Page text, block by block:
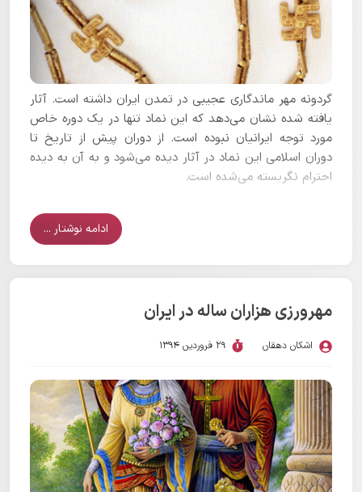
گردونه مهر ماندگاری عجیبی در تمدن ایران داشته است. آثار
یافته شده نشان می‌دهد که این نماد تنها در یک دوره خاص
مورد توجه ایرانیان نبوده است. از دوران پیش از تاریخ تا
دوران اسلامی این نماد در آثار دیده می‌شود و به آن به دیده
احترام نگریسته می‌شده است.
ادامه نوشتار ...
مهرورزی هزاران ساله در ایران
اشکان دهقان 29 فروردین 1394